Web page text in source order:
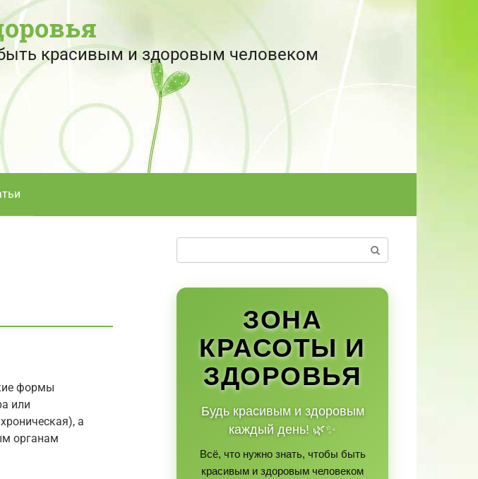
красивым и здоровым человеком
формы
или
а
органам
ЗОНА
КРАСОТЫ И
ЗДОРОВЬЯ
Будь красивым и здоровым
каждый день! 🌿✨
Всё, что нужно знать, чтобы быть
красивым и здоровым человеком